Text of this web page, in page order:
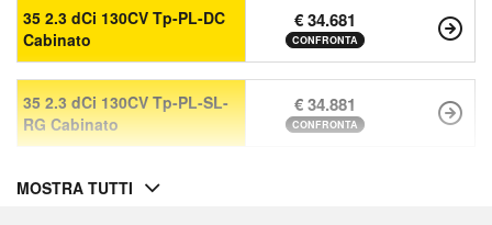
35 2.3 dCi 130CV Tp-PL-DC
Cabinato
€ 34.681
CONFRONTA
35 2.3 dCi 130CV Tp-PL-SL-
RG Cabinato
€ 34.881
CONFRONTA
MOSTRA TUTTI